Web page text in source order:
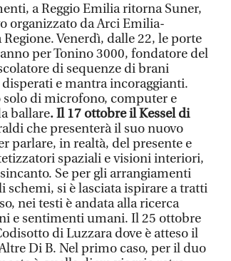
a Reggio Emilia ritorna Suner,
organizzato da Arci Emilia-
Venerdì, dalle 22, le porte
per Tonino 3000, fondatore del
di sequenze di brani
e mantra incoraggianti.
di microfono, computer e
ballare. Il 17 ottobre il Kessel di
che presenterà il suo nuovo
parlare, in realtà, del presente e
spaziali e visioni interiori,
Se per gli arrangiamenti
si è lasciata ispirare a tratti
nei testi è andata alla ricerca
e sentimenti umani. Il 25 ottobre
di Luzzara dove è atteso il
Di B. Nel primo caso, per il duo